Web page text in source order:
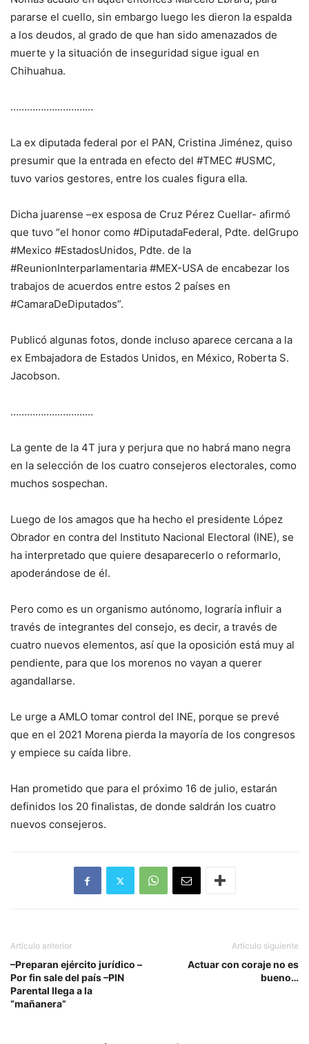
pararse el cuello, sin embargo luego les dieron la espalda
a los deudos, al grado de que han sido amenazados de
muerte y la situación de inseguridad sigue igual en
Chihuahua.
…………………………
La ex diputada federal por el PAN, Cristina Jiménez, quiso
presumir que la entrada en efecto del #TMEC #USMC,
tuvo varios gestores, entre los cuales figura ella.
Dicha juarense –ex esposa de Cruz Pérez Cuellar- afirmó
que tuvo “el honor como #DiputadaFederal, Pdte. delGrupo
#Mexico #EstadosUnidos, Pdte. de la
#ReunionInterparlamentaria #MEX-USA de encabezar los
trabajos de acuerdos entre estos 2 países en
#CamaraDeDiputados”.
Publicó algunas fotos, donde incluso aparece cercana a la
ex Embajadora de Estados Unidos, en México, Roberta S.
Jacobson.
…………………………
La gente de la 4T jura y perjura que no habrá mano negra
en la selección de los cuatro consejeros electorales, como
muchos sospechan.
Luego de los amagos que ha hecho el presidente López
Obrador en contra del Instituto Nacional Electoral (INE), se
ha interpretado que quiere desaparecerlo o reformarlo,
apoderándose de él.
Pero como es un organismo autónomo, lograría influir a
través de integrantes del consejo, es decir, a través de
cuatro nuevos elementos, así que la oposición está muy al
pendiente, para que los morenos no vayan a querer
agandallarse.
Le urge a AMLO tomar control del INE, porque se prevé
que en el 2021 Morena pierda la mayoría de los congresos
y empiece su caída libre.
Han prometido que para el próximo 16 de julio, estarán
definidos los 20 finalistas, de donde saldrán los cuatro
nuevos consejeros.
Artículo anterior
–Preparan ejército jurídico –
Por fin sale del país –PIN
Parental llega a la
“mañanera”
Artículo siguiente
Actuar con coraje no es
bueno…